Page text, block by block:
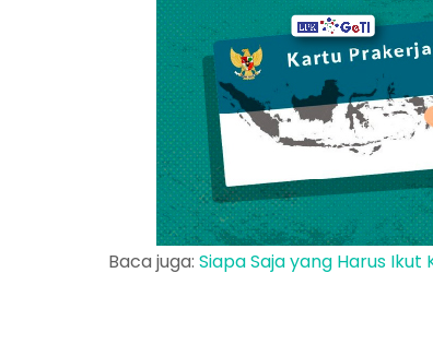
Baca juga: Siapa Saja yang Harus Ikut